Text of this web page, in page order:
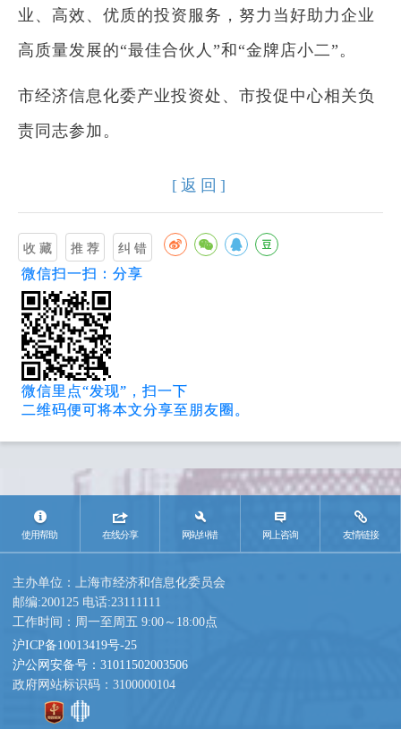
业、高效、优质的投资服务，努力当好助力企业
高质量发展的“最佳合伙人”和“金牌店小二”。
市经济信息化委产业投资处、市投促中心相关负
责同志参加。
[返回]
微信扫一扫：分享
微信里点“发现”，扫一下
二维码便可将本文分享至朋友圈。
使用帮助 在线分享 网站纠错 网上咨询 友情链接
主办单位：上海市经济和信息化委员会
邮编:200125 电话:23111111
工作时间：周一至周五 9:00～18:00点
沪ICP备10013419号-25
沪公网安备号：31011502003506
政府网站标识码：3100000104